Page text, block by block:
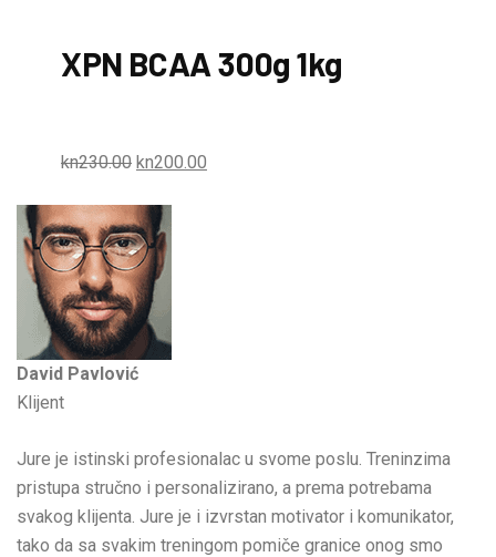
XPN BCAA 300g 1kg
kn230.00 kn200.00
David Pavlović
Klijent
Jure je istinski profesionalac u svome poslu. Treninzima
pristupa stručno i personalizirano, a prema potrebama
svakog klijenta. Jure je i izvrstan motivator i komunikator,
tako da sa svakim treningom pomiče granice onog smo